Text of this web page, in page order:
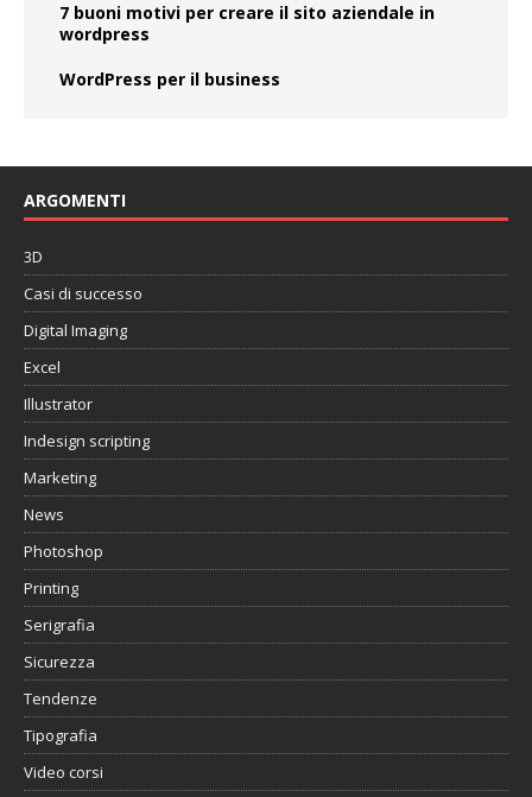
7 buoni motivi per creare il sito aziendale in
wordpress
WordPress per il business
ARGOMENTI
3D
Casi di successo
Digital Imaging
Excel
Illustrator
Indesign scripting
Marketing
News
Photoshop
Printing
Serigrafia
Sicurezza
Tendenze
Tipografia
Video corsi